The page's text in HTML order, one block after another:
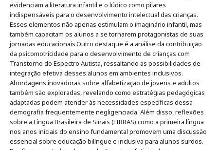
evidenciam a literatura infantil e o lúdico como pilares
indispensáveis para o desenvolvimento intelectual das crianças.
Esses elementos não apenas estimulam o imaginário infantil, mas
também capacitam os alunos a se tornarem protagonistas de suas
jornadas educacionais.Outro destaque é a análise da contribuição
da psicomotricidade para o desenvolvimento de crianças com
Transtorno do Espectro Autista, ressaltando as possibilidades de
integração efetiva desses alunos em ambientes inclusivos.
Abordagens inovadoras sobre alfabetização de jovens e adultos
também são exploradas, revelando como estratégias pedagógicas
adaptadas podem atender às necessidades específicas dessa
demografia frequentemente negligenciada. Além disso, reflexões
sobre a Língua Brasileira de Sinais (LIBRAS) como a primeira língua
nos anos iniciais do ensino fundamental promovem uma discussão
essencial sobre educação bilíngue e inclusiva para alunos surdos.